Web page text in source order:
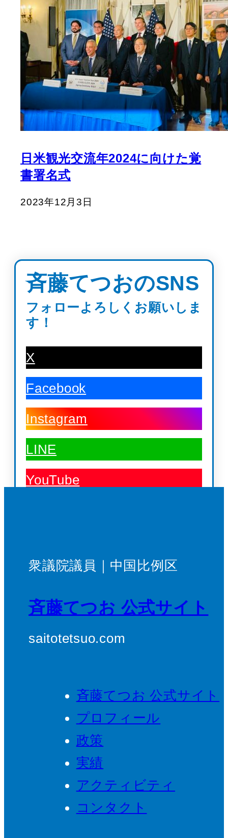
日米観光交流年2024に向けた覚
書署名式
2023年12月3日
斉藤てつおのSNS
フォローよろしくお願いしま
す！
X
Facebook
Instagram
LINE
YouTube
衆議院議員｜中国比例区
斉藤てつお 公式サイト
saitotetsuo.com
斉藤てつお 公式サイト
プロフィール
政策
実績
アクティビティ
コンタクト